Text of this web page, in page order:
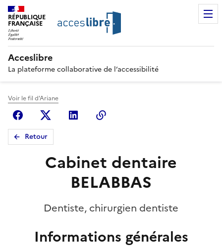
RÉPUBLIQUE
FRANÇAISE
Acceslibre
La plateforme collaborative de l’accessibilité
Voir le fil d'Ariane
FacebookX (anciennement Twitter)
Linkedin
Retour
Cabinet dentaire
BELABBAS
Dentiste, chirurgien dentiste
Informations générales